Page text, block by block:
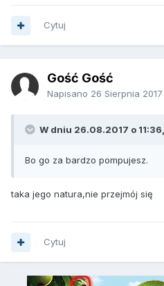
Cytuj
Gość Gość
Napisano 26 Sierpnia 2017
W dniu 26.08.2017 o
Bo go za bardzo pompujesz.
taka jego natura,nie przejmój się
Cytuj